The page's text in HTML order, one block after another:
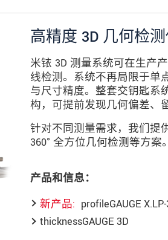
高精度 3D 几何检
米铱 3D 测量系统可在生产
线检测。系统不再局限于单
与尺寸精度。整套交钥匙系
构，可提前发现几何偏差、
针对不同测量需求，我们提
360° 全方位几何检测等方案。
产品和信息：
新产品
profileGAUGE
thicknessGAUGE 3D